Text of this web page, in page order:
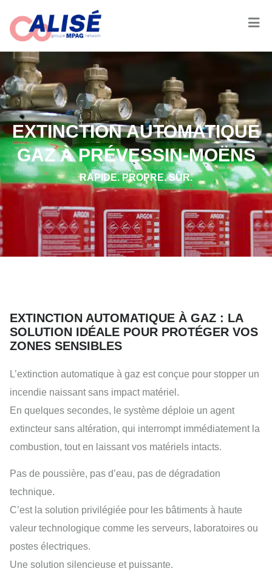
EXTINCTION AUTOMATIQUE
GAZ À PRÉVESSIN-MOËNS
RAPIDE. PROPRE. SÛR.
EXTINCTION AUTOMATIQUE À GAZ : LA
SOLUTION IDÉALE POUR PROTÉGER VOS
ZONES SENSIBLES
L’extinction automatique à gaz est conçue pour stopper un
incendie naissant sans impact matériel.
En quelques secondes, le système déploie un agent
extincteur sans altération, qui interrompt immédiatement la
combustion, tout en laissant vos matériels intacts.
Pas de poussière, pas d’eau, pas de dégradation
technique.
C’est la solution privilégiée pour les bâtiments à haute
valeur technologique comme les serveurs, laboratoires ou
postes électriques.
Une solution silencieuse et puissante.